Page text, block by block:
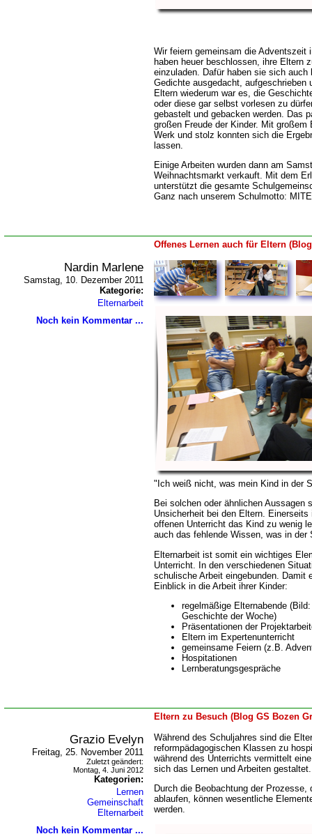
Wir feiern gemeinsam die Adventszeit
haben heuer beschlossen, ihre Eltern
einzuladen. Dafür haben sie sich auch
Gedichte ausgedacht, aufgeschrieben
Eltern wiederum war es, die
oder diese gar selbst vorlesen zu
gebastelt und gebacken werden. Das
großen Freude der Kinder. Mit
Werk und stolz konnten sich die
lassen.
Einige Arbeiten wurden dann am
Weihnachtsmarkt verkauft. Mit dem
unterstützt die gesamte
Ganz nach unserem Schulmotto:
Offenes Lernen auch für Eltern
Nardin Marlene
Samstag, 10. Dezember 2011
Kategorie:
Elternarbeit
Noch kein Kommentar ...
"Ich weiß nicht, was mein Kind in der
Bei solchen oder ähnlichen Aussagen
Unsicherheit bei den Eltern.
offenen Unterricht das Kind zu wenig
auch das fehlende Wissen, was in
Elternarbeit ist somit ein wichtiges
Unterricht. In den verschiedenen
schulische Arbeit eingebunden. Damit
Einblick in die Arbeit ihrer Kinder:
regelmäßige Elternabende
Geschichte der Woche)
Präsentationen der
Eltern im Expertenunterricht
gemeinsame Feiern (z.B.
Hospitationen
Lernberatungsgespräche
Eltern zu Besuch (Blog GS Bozen
Grazio Evelyn
Freitag, 25. November 2011
Zuletzt geändert:
Montag, 4. Juni 2012
Kategorien:
Lernen
Gemeinschaft
Elternarbeit
Noch kein Kommentar ...
Während des Schuljahres sind die
reformpädagogischen Klassen zu
während des Unterrichts vermittelt
sich das Lernen und Arbeiten gestaltet.
Durch die Beobachtung der Prozesse,
ablaufen, können wesentliche
werden.